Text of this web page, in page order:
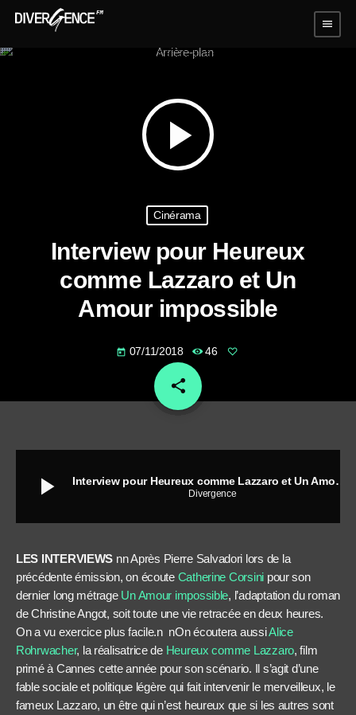
menu
play_arrow
Cinérama
Interview pour Heureux
comme Lazzaro et Un
Amour impossible
today 07/11/2018 46
share
email
play_arrow Interview pour Heureux comme Lazzaro et Un Amour impossible
Divergence
LES INTERVIEWS nn Après Pierre Salvadori lors de la
précédente émission, on écoute Catherine Corsini pour son
dernier long métrage Un Amour impossible, l’adaptation du roman
de Christine Angot, soit toute une vie retracée en deux heures.
On a vu exercice plus facile.n nOn écoutera aussiAlice
Rohrwacher, la réalisatrice de Heureux comme Lazzaro, film
primé à Cannes cette année pour son scénario. Il s’agit d’une
fable sociale et politique légère qui fait intervenir le merveilleux, le
fameux Lazzaro, un être qui n’est heureux que si les autres sont